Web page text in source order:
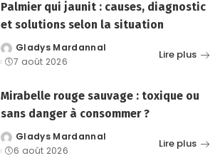
Palmier qui jaunit : causes, diagnostic
et solutions selon la situation
Posted
by
Gladys Mardannal
7 août 2026
Lire plus
Mirabelle rouge sauvage : toxique ou
sans danger à consommer ?
Posted
by
Gladys Mardannal
6 août 2026
Lire plus